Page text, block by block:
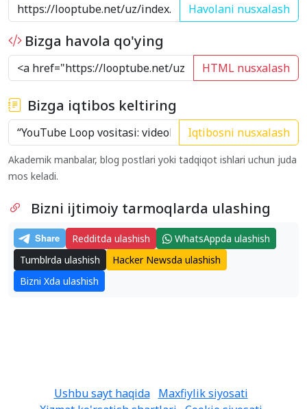
Havolani nusxalash
Bizga havola qo'ying
HTML nusxalash
Bizga iqtibos keltiring
Iqtibosni nusxalash
Akademik manbalar, blog postlari yoki tadqiqot ishlari uchun juda
mos keladi.
Bizni ijtimoiy tarmoqlarda ulashing
Redditda ulashish
WhatsAppda ulashish
Tumblrda ulashish
Hacker Newsda ulashish
Bizni Xda ulashish
Ushbu sayt haqida
Maxfiylik siyosati